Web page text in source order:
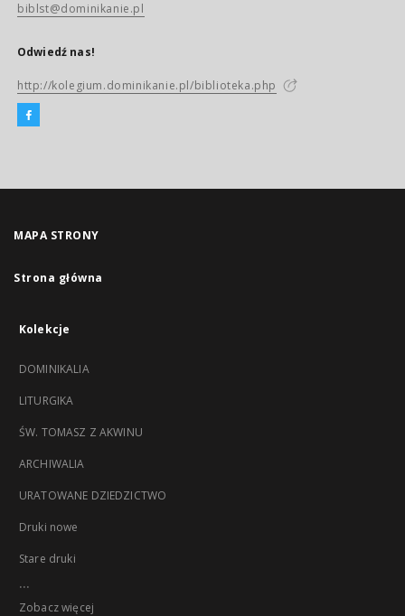
biblst@dominikanie.pl
Odwiedź nas!
http://kolegium.dominikanie.pl/biblioteka.php
MAPA STRONY
Strona główna
Kolekcje
DOMINIKALIA
LITURGIKA
ŚW. TOMASZ Z AKWINU
ARCHIWALIA
URATOWANE DZIEDZICTWO
Druki nowe
Stare druki
...
Zobacz więcej